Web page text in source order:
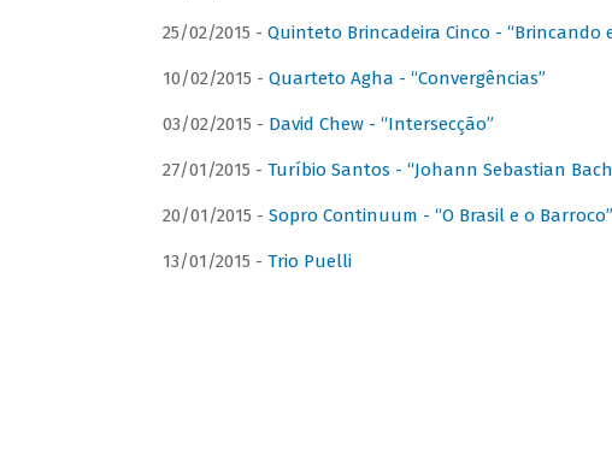
25/02/2015 - Quinteto Brincadeira Cinco - “Brincando
10/02/2015 - Quarteto Agha - “Convergências”
03/02/2015 - David Chew - “Intersecção”
27/01/2015 - Turíbio Santos - “Johann Sebastian
20/01/2015 - Sopro Continuum - “O Brasil e o Barroco”
13/01/2015 - Trio Puelli